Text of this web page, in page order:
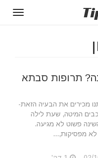
תרופות סבתא
מכירים את הבעיה הזאת-
המיטה, שעת לילה
פשוט לא מגיעה.
מפסיקות,...